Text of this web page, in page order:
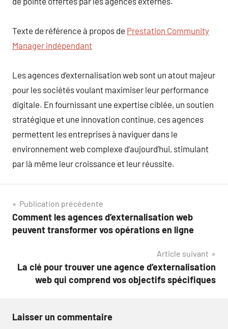
Texte de référence à propos de Prestation Community
Manager indépendant
Les agences d’externalisation web sont un atout majeur
pour les sociétés voulant maximiser leur performance
digitale. En fournissant une expertise ciblée, un soutien
stratégique et une innovation continue, ces agences
permettent les entreprises à naviguer dans le
environnement web complexe d’aujourd’hui, stimulant
par là même leur croissance et leur réussite.
Navigation
de
Publication précédente
Comment les agences d’externalisation web
peuvent transformer vos opérations en ligne
Article suivant
La clé pour trouver une agence d’externalisation
web qui comprend vos objectifs spécifiques
Laisser un commentaire